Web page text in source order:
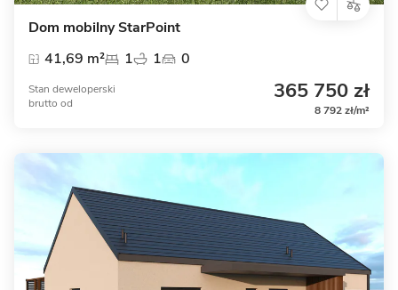
Dom mobilny StarPoint
41,69 m²
1 1 0
Stan deweloperski
brutto od 365 750 zł
8 792 zł/m²